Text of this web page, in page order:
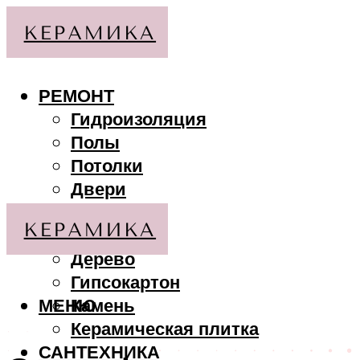
РЕМОНТ
Гидроизоляция
Полы
Потолки
Двери
МАТЕРИАЛЫ
Дерево
Гипсокартон
Камень
Керамическая плитка
САНТЕХНИКА
МЕНЮ